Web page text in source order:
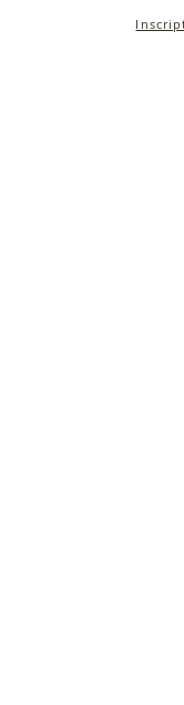
Salade